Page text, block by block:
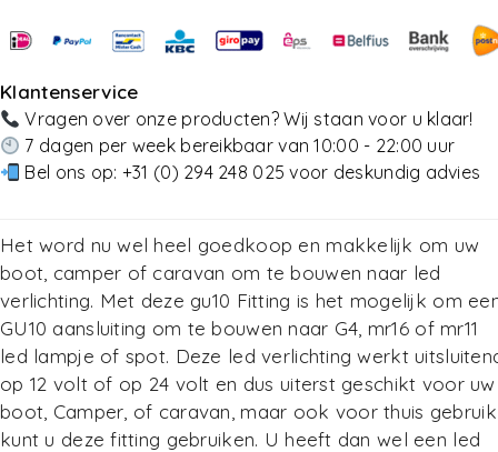
Toevoegen Aan Winkelwagen
Klantenservice
Vragen over onze producten? Wij staan voor u klaar!
7 dagen per week bereikbaar van 10:00 - 22:00 uur
Bel ons op: +31 (0) 294 248 025 voor deskundig advies
Het word nu wel heel goedkoop en makkelijk om uw
boot, camper of caravan om te bouwen naar led
verlichting. Met deze gu10 Fitting is het mogelijk om
GU10 aansluiting om te bouwen naar G4, mr16 of mr11
led lampje of spot. Deze led verlichting werkt
op 12 volt of op 24 volt en dus uiterst geschikt voor uw
boot, Camper, of caravan, maar ook voor thuis gebruik
kunt u deze fitting gebruiken. U heeft dan wel een led